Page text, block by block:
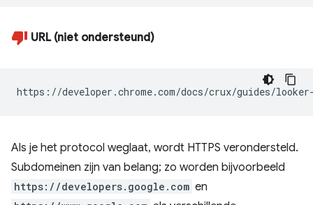
URL (niet ondersteund)
https://developer.chrome.com/docs/crux/guides/
Als je het protocol weglaat, wordt HTTPS verondersteld.
Subdomeinen zijn van belang; zo worden bijvoorbeeld
https://developers.google.com en